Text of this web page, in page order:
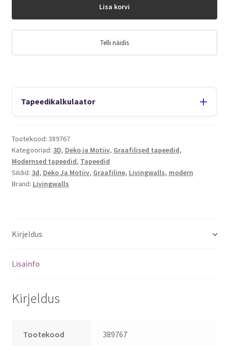
Lisa korvi
Telli näidis
Tapeedikalkulaator
Tootekood: 389767
Kategooriad: 3D, Deko ja Motiiv, Graafilised tapeedid,
Modernsed tapeedid, Tapeedid
Sildid: 3d, Deko Ja Motiiv, Graafiline, Livingwalls, modern
Brand: Livingwalls
Kirjeldus
Lisainfo
Kirjeldus
Tootekood 389767